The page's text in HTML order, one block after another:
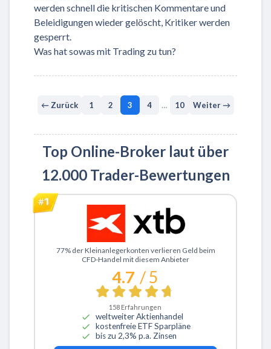
werden schnell die kritischen Kommentare und
Beleidigungen wieder gelöscht, Kritiker werden
gesperrt.
Was hat sowas mit Trading zu tun?
← Zurück 1 2 3 4 … 10 Weiter →
Top Online-Broker laut über
12.000 Trader-Bewertungen
Zu XTB
77% der Kleinanlegerkonten verlieren Geld beim
CFD-Handel mit diesem Anbieter
4.7 / 5
158 Erfahrungen
weltweiter Aktienhandel
kostenfreie ETF Sparpläne
bis zu 2,3% p.a. Zinsen